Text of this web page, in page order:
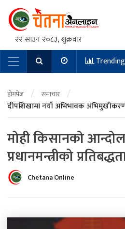
२२ साउन २०८३, शुक्रवार
Main NavigationTrending
होमपेज / समाचार /
दीपशिखामा नयाँ अभिभावक
मोही किसानको
प्रधानमन्त्रीको
Chetana Online